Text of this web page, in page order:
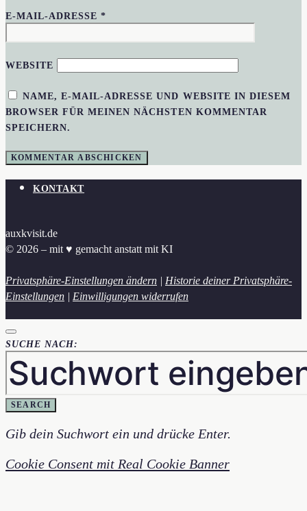
E-MAIL-ADRESSE*
WEBSITE
NAME, E-MAIL-ADRESSE UND WEBSITE IN DIESEM
BROWSER FÜR MEINEN NÄCHSTEN KOMMENTAR
SPEICHERN.
KONTAKT
auxkvisit.de
© 2026 – mit ♥︎ gemacht anstatt mit KI
Privatsphäre-Einstellungen ändern | Historie deiner Privatsphäre-
Einstellungen | Einwilligungen widerrufen
SUCHE NACH:
SEARCH
Gib dein Suchwort ein und drücke Enter.
Cookie Consent mit Real Cookie Banner